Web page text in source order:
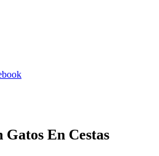
Gatos En Cestas